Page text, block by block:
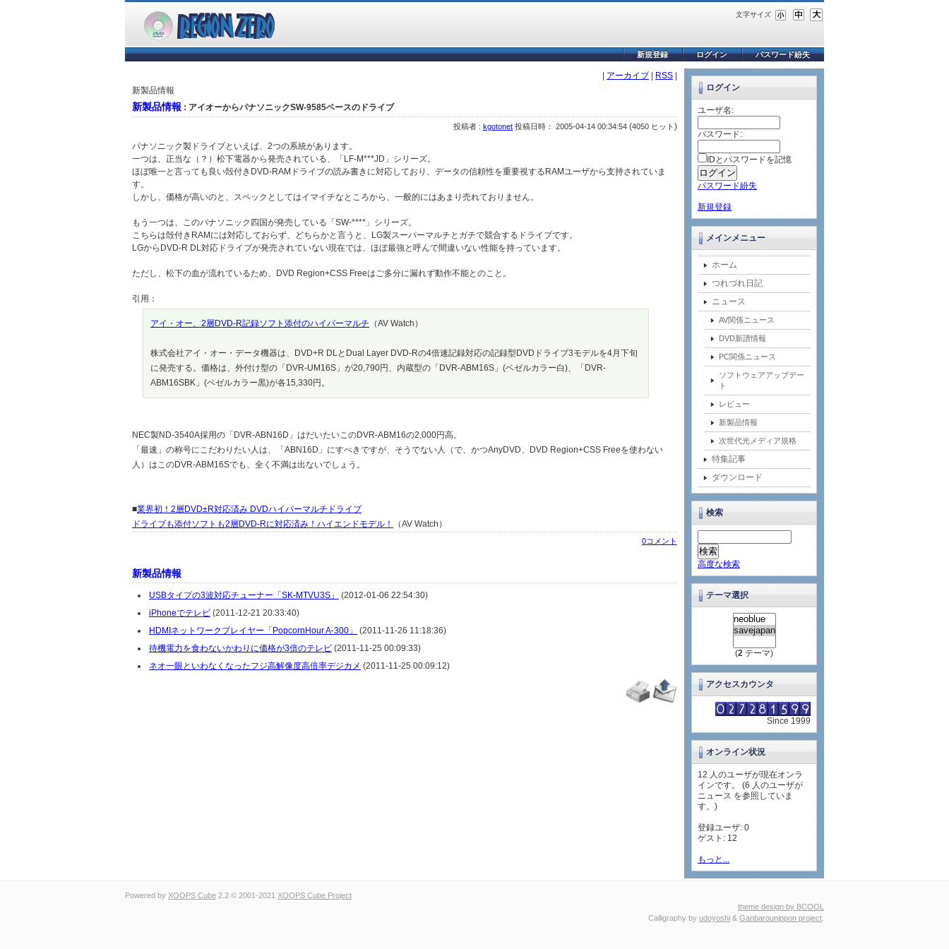
文字サイズ
パスワード紛失
ログイン
新規登録
アーカイブ RSS
新製品情報
新製品情報 : アイオーからパナソニックSW-9585ベースのドライブ
投稿者 : kgotonet 投稿日時： 2005-04-14 00:34:54 (4050 ヒット)
パナソニック製ドライブといえば、2つの系統があります。
一つは、正当な（？）松下電器から発売されている、「LF-M***JD」シリーズ。
ほぼ唯一と言っても良い殻付きDVD-RAMドライブの読み書きに対応しており、データの信頼性を重要視するRAMユーザから支持されていま
す。
しかし、価格が高いのと、スペックとしてはイマイチなところから、一般的にはあまり売れておりません。
もう一つは、このパナソニック四国が発売している「SW-****」シリーズ。
こちらは殻付きRAMには対応しておらず、どちらかと言うと、LG製スーパーマルチとガチで競合するドライブです。
LGからDVD-R DL対応ドライブが発売されていない現在では、ほぼ最強と呼んで間違いない性能を持っています。
ただし、松下の血が流れているため、DVD Region+CSS Freeはご多分に漏れず動作不能とのこと。
引用：
アイ・オー、2層DVD-R記録ソフト添付のハイパーマルチ （AV Watch）
株式会社アイ・オー・データ機器は、DVD+R DLとDual Layer DVD-Rの4倍速記録対応の記録型DVDドライブ3モデルを4月下旬
に発売する。価格は、外付け型の「DVR-UM16S」が20,790円、内蔵型の「DVR-ABM16S」(ベゼルカラー白)、「DVR-
ABM16SBK」(ベゼルカラー黒)が各15,330円。
NEC製ND-3540A採用の「DVR-ABN16D」はだいたいこのDVR-ABM16の2,000円高。
「最速」の称号にこだわりたい人は、「ABN16D」にすべきですが、そうでない人（で、かつAnyDVD、DVD Region+CSS Freeを使わない
人）はこのDVR-ABM16Sでも、全く不満は出ないでしょう。
■業界初！2層DVD±R対応済み DVDハイパーマルチドライブ
ドライブも添付ソフトも2層DVD-Rに対応済み！ハイエンドモデル！
（AV Watch）
0コメント
新製品情報
USBタイプの3波対応チューナー「SK-MTVU3S」
(2012-01-06 22:54:30)
iPhoneでテレビ (2011-12-21 20:33:40)
HDMIネットワークプレイヤー「PopcornHour A-300」
(2011-11-26 11:18:36)
待機電力を食わないかわりに価格が3倍のテレビ (2011-11-25 00:09:33)
ネオ一眼といわなくなったフジ高解像度高倍率デジカメ (2011-11-25 00:09:12)
ログイン
ユーザ名:
パスワード:
IDとパスワードを記憶
パスワード紛失
新規登録
メインメニュー
ホーム
つれづれ日記
ニュース
AV関係ニュース
DVD新譜情報
PC関係ニュース
ソフトウェアアップデー
ト
レビュー
新製品情報
次世代光メディア規格
特集記事
ダウンロード
検索
高度な検索
テーマ選択
(2 テーマ)
アクセスカウンタ
Since 1999
オンライン状況
12 人のユーザが現在オンラ
インです。 (6 人のユーザが
ニュース を参照していま
す。)
登録ユーザ: 0
ゲスト: 12
もっと...
Powered by XOOPS Cube 2.2 © 2001-2021 XOOPS Cube Project
theme design by BCOOL
Calligraphy by udoyoshi & Ganbarounippon project